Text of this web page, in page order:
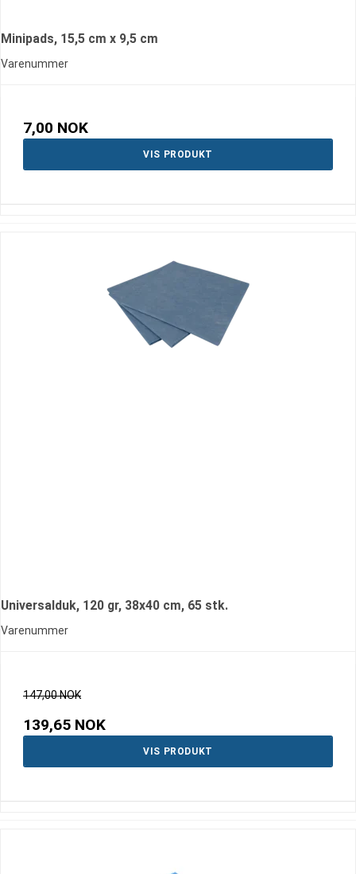
Minipads, 15,5 cm x 9,5 cm
Varenummer
7,00 NOK
VIS PRODUKT
Universalduk, 120 gr, 38x40 cm, 65 stk.
Varenummer
147,00 NOK
139,65 NOK
VIS PRODUKT